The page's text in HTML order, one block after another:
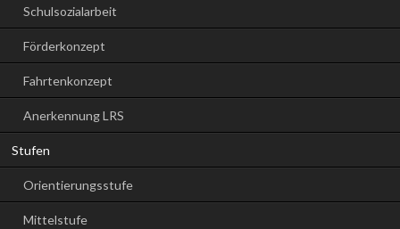
Schulsozialarbeit
Förderkonzept
Fahrtenkonzept
Anerkennung LRS
Stufen
Orientierungsstufe
Mittelstufe